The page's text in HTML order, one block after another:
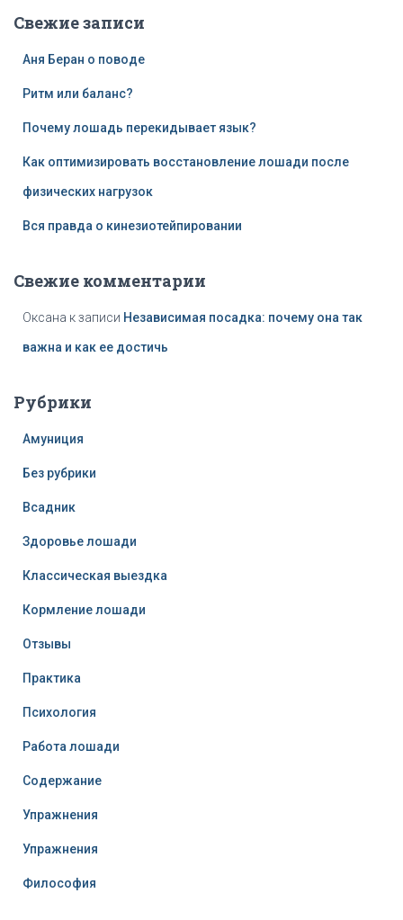
и
Свежие записи
Аня Беран о поводе
Ритм или баланс?
Почему лошадь перекидывает язык?
Как оптимизировать восстановление лошади после
физических нагрузок
Вся правда о кинезиотейпировании
Свежие комментарии
Оксана к записи Независимая посадка: почему она так
важна и как ее достичь
Рубрики
Амуниция
Без рубрики
Всадник
Здоровье лошади
Классическая выездка
Кормление лошади
Отзывы
Практика
Психология
Работа лошади
Содержание
Упражнения
Упражнения
Философия